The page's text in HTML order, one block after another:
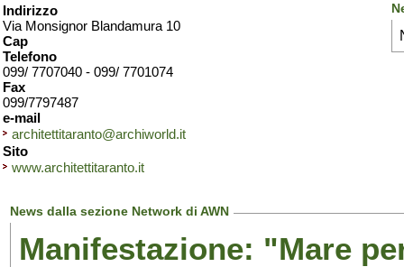
Indirizzo
Via Monsignor Blandamura 10
Cap
Telefono
099/ 7707040 - 099/ 7701074
Fax
099/7797487
e-mail
architettitaranto@archiworld.it
Sito
www.architettitaranto.it
News dalla sezione Network di AWN
Manifestazione: "Mare